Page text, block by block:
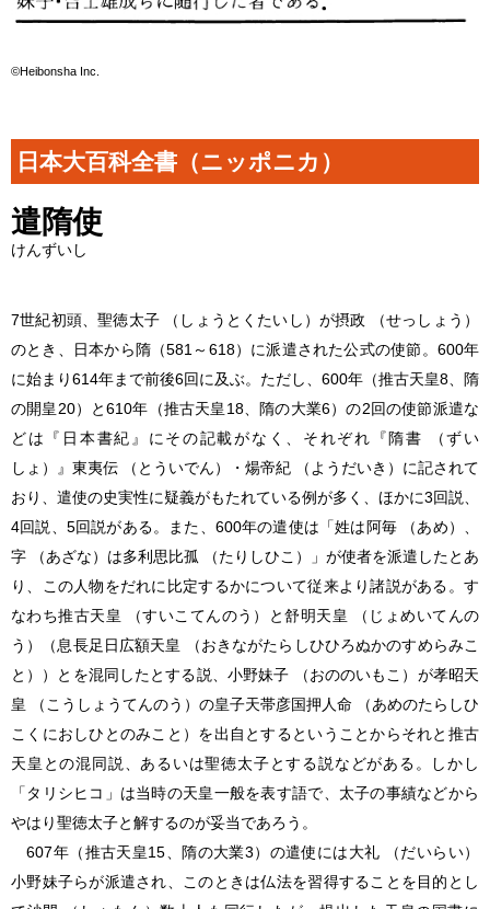
©Heibonsha Inc.
日本大百科全書（ニッポニカ）
遣隋使
けんずいし
7世紀初頭、聖徳太子 （しょうとくたいし）が摂政 （せっしょう）
のとき、日本から隋（581～618）に派遣された公式の使節。600年
に始まり614年まで前後6回に及ぶ。ただし、600年（推古天皇8、隋
の開皇20）と610年（推古天皇18、隋の大業6）の2回の使節派遣な
どは『日本書紀』にその記載がなく、それぞれ『隋書 （ずい
しょ）』東夷伝 （とういでん）・煬帝紀 （ようだいき）に記されて
おり、遣使の史実性に疑義がもたれている例が多く、ほかに3回説、
4回説、5回説がある。また、600年の遣使は「姓は阿毎 （あめ）、
字 （あざな）は多利思比孤 （たりしひこ）」が使者を派遣したとあ
り、この人物をだれに比定するかについて従来より諸説がある。す
なわち推古天皇 （すいこてんのう）と舒明天皇 （じょめいてんの
う）（息長足日広額天皇 （おきながたらしひひろぬかのすめらみこ
と））とを混同したとする説、小野妹子 （おののいもこ）が孝昭天
皇 （こうしょうてんのう）の皇子天帯彦国押人命 （あめのたらしひ
こくにおしひとのみこと）を出自とするということからそれと推古
天皇との混同説、あるいは聖徳太子とする説などがある。しかし
「タリシヒコ」は当時の天皇一般を表す語で、太子の事績などから
やはり聖徳太子と解するのが妥当であろう。
607年（推古天皇15、隋の大業3）の遣使には大礼 （だいらい）
小野妹子らが派遣され、このときは仏法を習得することを目的とし